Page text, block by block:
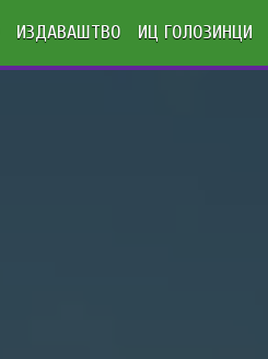
ИЗДАВАШТВО ИЦ ГОЛОЗИНЦИ